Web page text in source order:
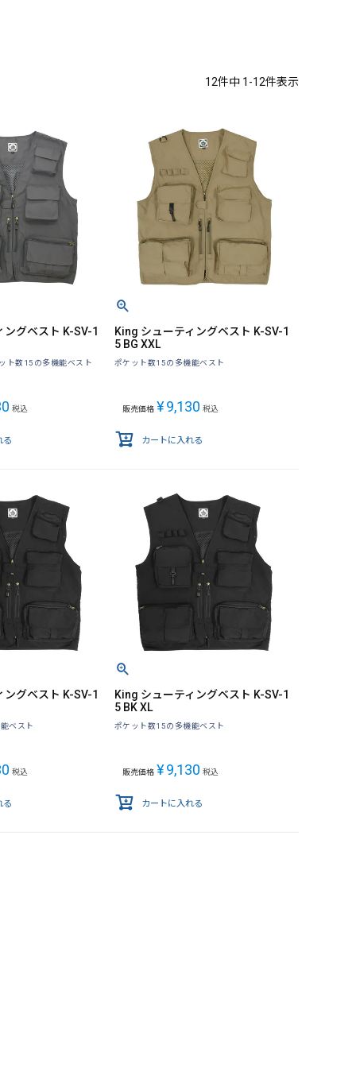
12件中 1 -12件表示
ングベスト K-SV-1
ト数15の多機能ベスト
税込
る
King シューティングベスト K-SV-1
5 BG XXL
ポケット数15の多機能ベスト
販売価格 ¥9,130 税込
カートに入れる
ングベスト K-SV-1
ベスト
税込
る
King シューティングベスト K-SV-1
5 BK XL
ポケット数15の多機能ベスト
販売価格 ¥9,130 税込
カートに入れる